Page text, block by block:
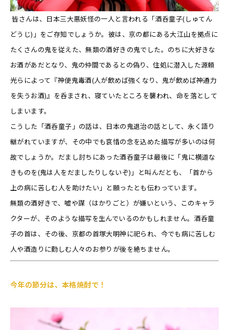
皆さんは、日本三大悪妖怪の一人と言われる「酒呑童子(しゅてん
どうじ)」をご存知でしょうか。彼は、京の都にある大江山を拠点に
たくさんの鬼を従えた、無類の酒好きの鬼でした。のちに大好きな
お酒があだとなり、鬼の仲間であるとの偽り、住処に潜入した源頼
光らによって『神便鬼毒酒(人が飲めば強くなり、鬼が飲めば神通力
を失うお酒)』を呑まされ、寝ていたところを襲われ、命を落として
しまいます。
こうした「酒呑童子」の話は、日本の鬼退治の話として、永く語り
継がれていますが、その中でも哀惜の念を込めた描写が多いのは何
故でしょうか。だまし討ちにあった酒呑童子は最後に「鬼に横道な
きものを(鬼は人をだましたりしないぞ)」と叫んだとも、「首から
上の病に苦しむ人を助けたい」と願ったとも伝わっています。
無類の酒好きで、嘘や謀（はかりごと）が嫌いという、このキャラ
クターが、そのような描写を生んでいるのかもしれません。酒呑童
子の首は、その後、京都の首塚大明神に祀られ、今でも病に苦しむ
人や酒造りに勤しむ人々のお参りが後を絶ちません。
今年の節分は、本格焼酎で！